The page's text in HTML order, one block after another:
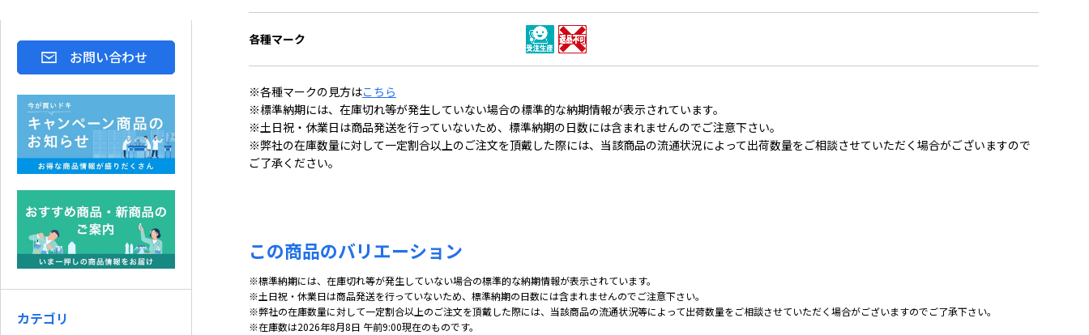
各種マーク
※各種マークの見方はこちら
※標準納期には、在庫切れ等が発生していない場合の標準的な納期情報が表示されています。
※土日祝・休業日は商品発送を行っていないため、標準納期の日数には含まれませんのでご注意下さい。
※弊社の在庫数量に対して一定割合以上のご注文を頂戴した際には、当該商品の流通状況によって出荷数量をご相談させていただく場合がございますので
ご了承ください。
この商品のバリエーション
※標準納期には、在庫切れ等が発生していない場合の標準的な納期情報が表示されています。
※土日祝・休業日は商品発送を行っていないため、標準納期の日数には含まれませんのでご注意下さい。
※弊社の在庫数量に対して一定割合以上のご注文を頂戴した際には、当該商品の流通状況等によって出荷数量をご相談させていただく場合がございますのでご了承下さい。
※在庫数は2026年8月8日 午前9:00現在のものです。
お問い合わせ
カテゴリ